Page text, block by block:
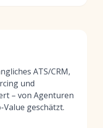
ATS/CRM,
und
– von Agenturen
geschätzt.